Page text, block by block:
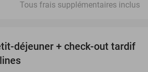
Tous frais supplémentaires inclus
30%
déjeuner + check-out tardif